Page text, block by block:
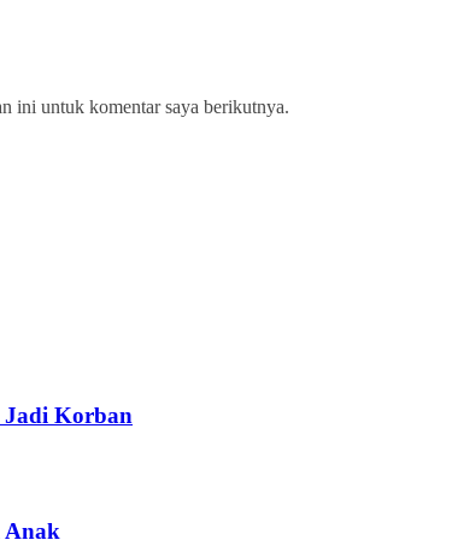
ini untuk komentar saya berikutnya.
Jadi Korban
Anak